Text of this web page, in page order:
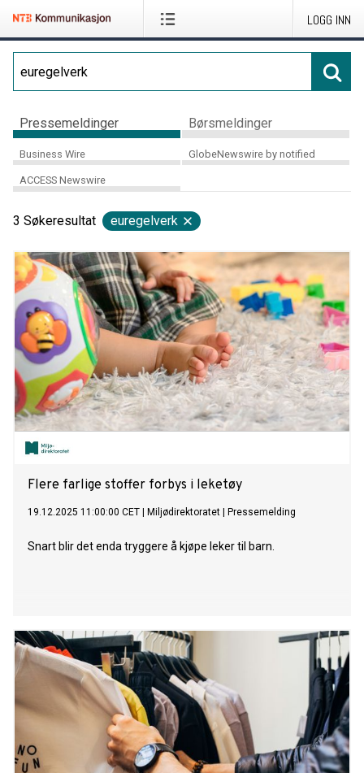
LOGG INN
Pressemeldinger Børsmeldinger
Business Wire GlobeNewswire by notified
ACCESS Newswire
3 Søkeresultat euregelverk
Flere farlige stoffer forbys i leketøy
19.12.2025 11:00:00 CET Miljødirektoratet Pressemelding
Snart blir det enda tryggere å kjøpe leker til barn.